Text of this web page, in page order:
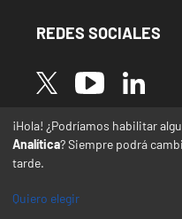
REDES SOCIALES
Image Image Image
* Las traducciones
español a otras
automática y
¡Hola! ¿Podríamos habilitar
Analítica? Siempre podrá
tarde.
Quiero elegir